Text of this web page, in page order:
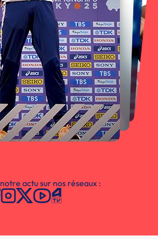
actu sur nos réseaux :